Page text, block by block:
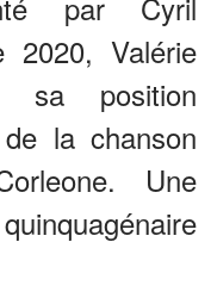
2020, Valérie
sa position
la chanson
Une